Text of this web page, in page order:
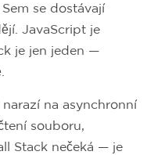
se dostávají
JavaScript je
je jen jeden —
na asynchronní
souboru,
Stack nečeká — je